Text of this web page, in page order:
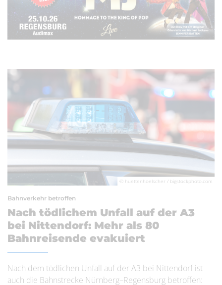
© huettenhoelscher / bigstockphoto.com
Bahnverkehr betroffen
Nach tödlichem Unfall auf der A3
bei Nittendorf: Mehr als 80
Bahnreisende evakuiert
Nach dem tödlichen Unfall auf der A3 bei Nittendorf ist
auch die Bahnstrecke Nürnberg–Regensburg betroffen: